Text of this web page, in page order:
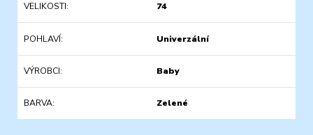
VELIKOSTI 74
POHLAVÍ Univerzální
VÝROBCI Baby
BARVA Zelené